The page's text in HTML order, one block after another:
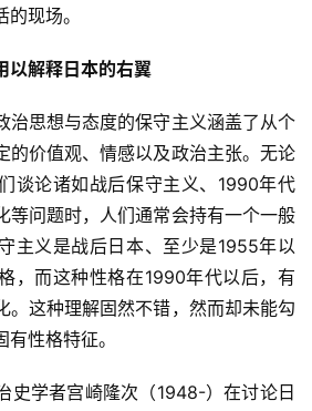
现场。
以解释日本的右翼
思想与态度的保守主义涵盖了从个
的价值观、情感以及政治主张。无论
谈论诸如战后保守主义、1990年代
等问题时，人们通常会持有一个一般
主义是战后日本、至少是1955年以
，而这种性格在1990年代以后，有
。这种理解固然不错，然而却未能勾
性格特征。
学者宫崎隆次（1948-）在讨论日